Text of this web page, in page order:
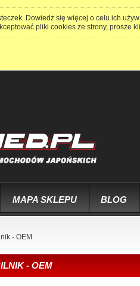
Dowiedz się więcej o celu ich
pliki cookies ze strony, prosze
MAPA SKLEPU BLOG
- OEM
- OEM